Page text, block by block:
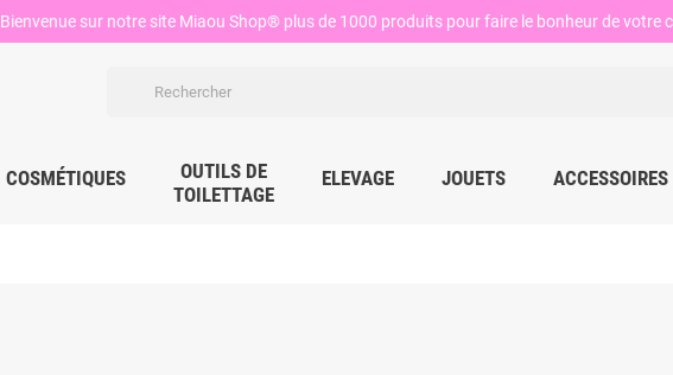
Bienvenue sur notre site Miaou Shop® plus de 1000 produits pour faire le bonheur de votre
COSMÉTIQUES
OUTILS DE
TOILETTAGE
ELEVAGE JOUETS ACCESSOIRES